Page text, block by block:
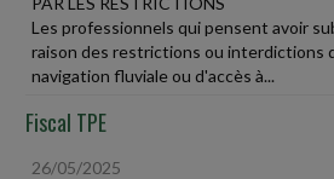
Les professionnels qui pensent avoir
raison des restrictions ou interdictions
navigation fluviale ou d'accès à...
Fiscal TPE
26/05/2025